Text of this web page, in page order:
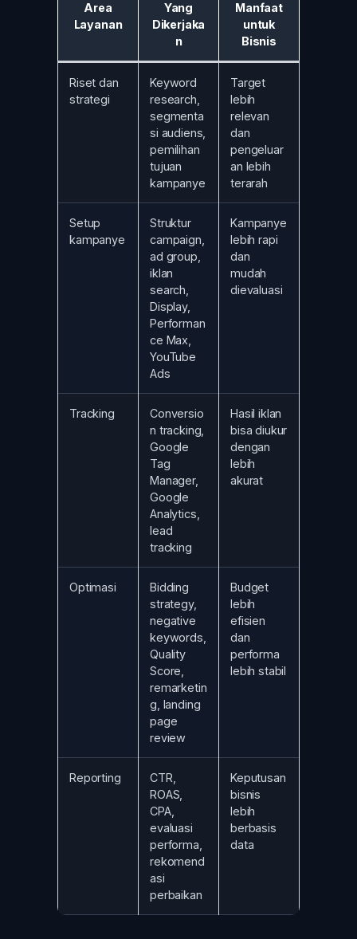
Area
Layanan
Yang
Dikerjaka
n
Manfaat
untuk
Bisnis
Riset dan
strategi
Keyword
research,
segmenta
si audiens,
pemilihan
tujuan
kampanye
Target
lebih
relevan
dan
pengeluar
an lebih
terarah
Setup
kampanye
Struktur
campaign,
ad group,
iklan
search,
Display,
Performan
ce Max,
YouTube
Ads
Kampanye
lebih rapi
dan
mudah
dievaluasi
Tracking
Conversio
n tracking,
Google
Tag
Manager,
Google
Analytics,
lead
tracking
Hasil iklan
bisa diukur
dengan
lebih
akurat
Optimasi
Bidding
strategy,
negative
keywords,
Quality
Score,
remarketin
g, landing
page
review
Budget
lebih
efisien
dan
performa
lebih stabil
Reporting
CTR,
ROAS,
CPA,
evaluasi
performa,
rekomend
asi
perbaikan
Keputusan
bisnis
lebih
berbasis
data